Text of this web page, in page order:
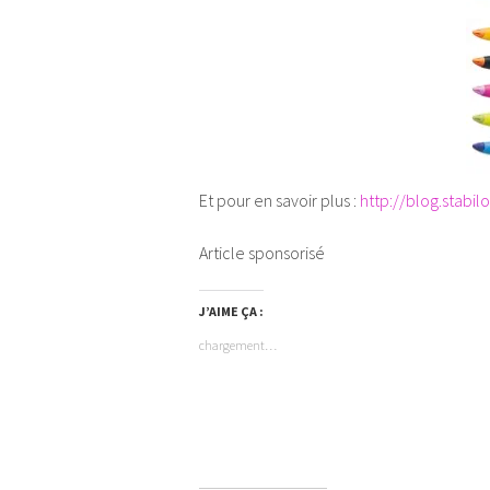
Et pour en savoir plus : http://
Article sponsorisé
J’AIME ÇA :
chargement…